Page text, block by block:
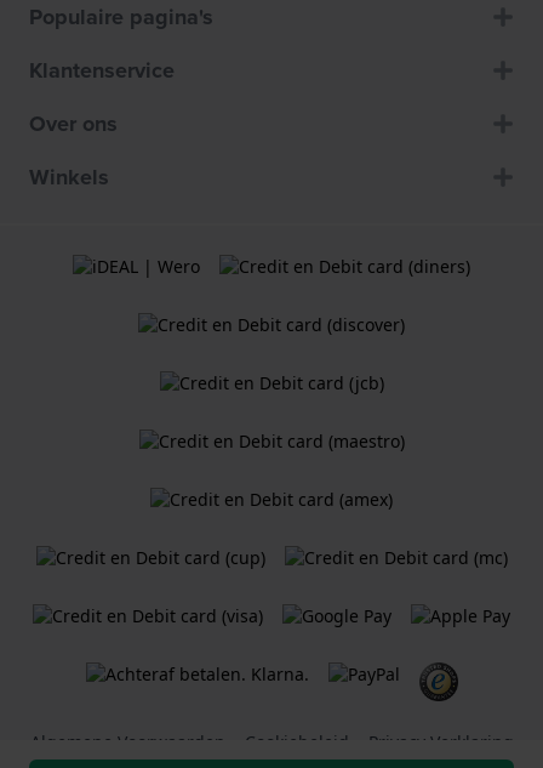
Populaire pagina's
Klantenservice
Over ons
Winkels
Algemene Voorwaarden Cookiebeleid Privacy Verklaring